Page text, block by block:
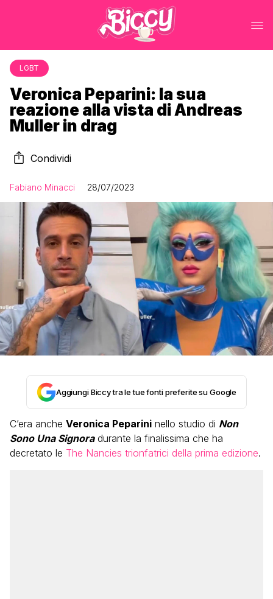
LGBT
Veronica Peparini: la sua
reazione alla vista di Andreas
Muller in drag
Condividi
Fabiano Minacci 28/07/2023
Aggiungi Biccy tra le tue fonti preferite su Google
C’era anche Veronica Peparini nello studio di Non
Sono Una Signoradurante la finalissima che ha
decretato le The Nancies trionfatrici della prima edizione.